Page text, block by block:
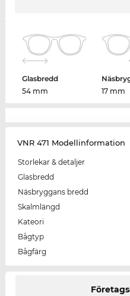
Glasbredd
54 mm
17 mm
VNR 471 Modellinformation
Storlekar & detaljer
Glasbredd
Näsbryggans bredd
Skalmlängd
Kateori
Bågtyp
Bågfärg